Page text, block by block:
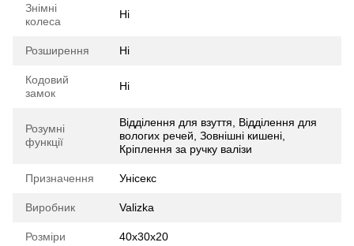
Знімні
колеса
Ні
Розширення Ні
Кодовий
замок
Ні
Розумні
функції
Відділення для взуття, Відділення для
вологих речей, Зовнішні кишені,
Кріплення за ручку валізи
Призначення Унісекс
Виробник Valizka
Розміри 40х30х20